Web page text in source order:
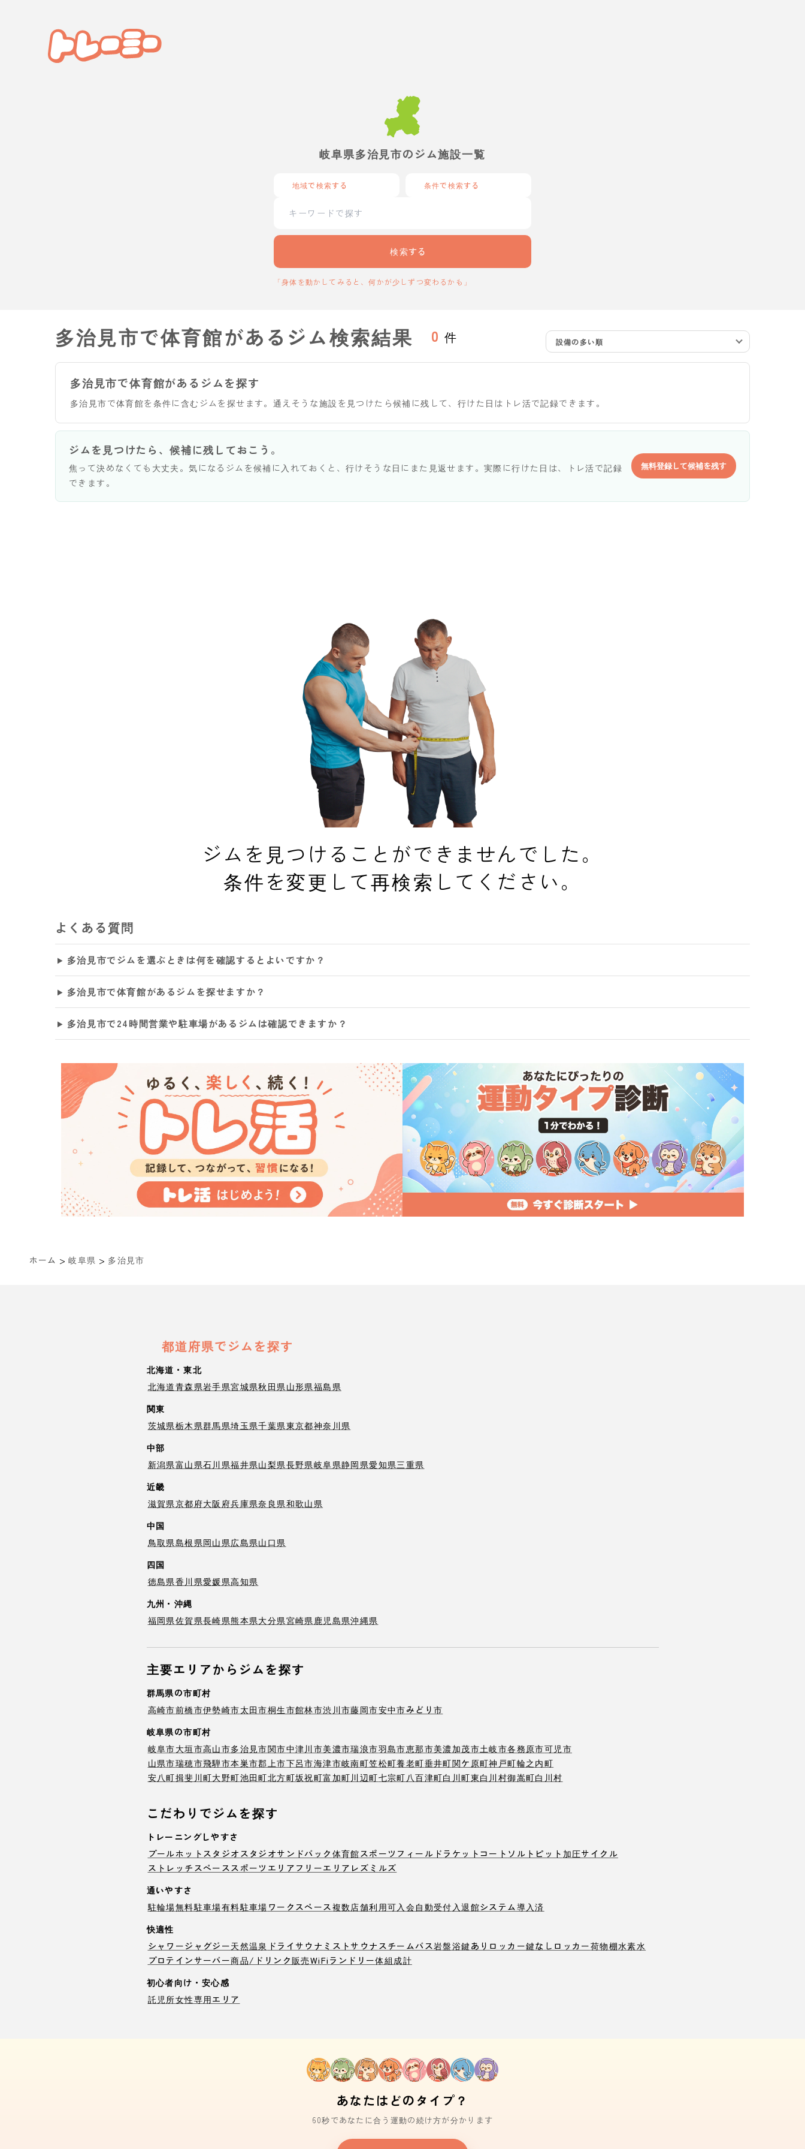
岐阜県多治見市のジム施設一覧
地域で検索する 条件で検索する
検索する
「身体を動かしてみると、何かが少しずつ変わるかも」
多治見市で体育館があるジム検索結果 0 件 設備の多い順
多治見市で体育館があるジムを探す
多治見市で体育館を条件に含むジムを探せます。通えそうな施設を見つけたら候補に残して、行けた日はトレ活で記録できます。
ジムを見つけたら、候補に残しておこう。
焦って決めなくても大丈夫。気になるジムを候補に入れておくと、行けそうな日にまた見返せます。実際に行けた日は、トレ活で記録
できます。
無料登録して候補を残す
ジムを見つけることができませんでした。
条件を変更して再検索してください。
よくある質問
多治見市でジムを選ぶときは何を確認するとよいですか？
多治見市で体育館があるジムを探せますか？
多治見市で24時間営業や駐車場があるジムは確認できますか？
ホーム > 岐阜県 > 多治見市
都道府県でジムを探す
北海道・東北
北海道青森県岩手県宮城県秋田県山形県福島県
関東
茨城県栃木県群馬県埼玉県千葉県東京都神奈川県
中部
新潟県富山県石川県福井県山梨県長野県岐阜県静岡県愛知県三重県
近畿
滋賀県京都府大阪府兵庫県奈良県和歌山県
中国
鳥取県島根県岡山県広島県山口県
四国
徳島県香川県愛媛県高知県
九州・沖縄
福岡県佐賀県長崎県熊本県大分県宮崎県鹿児島県沖縄県
主要エリアからジムを探す
群馬県の市町村
高崎市前橋市伊勢崎市太田市桐生市館林市渋川市藤岡市安中市みどり市
岐阜県の市町村
岐阜市大垣市高山市多治見市関市中津川市美濃市瑞浪市羽島市恵那市美濃加茂市土岐市各務原市可児市
山県市瑞穂市飛騨市本巣市郡上市下呂市海津市岐南町笠松町養老町垂井町関ケ原町神戸町輪之内町
安八町揖斐川町大野町池田町北方町坂祝町富加町川辺町七宗町 八百津町白川町東白川村御嵩町白川村
こだわりでジムを探す
トレーニングしやすさ
プールホットスタジオ スタジオサンドバック 体育館スポーツフィールド ラケットコート ソルトピット 加圧サイクル
ストレッチスペーススポーツエリア フリーエリア レズミルズ
通いやすさ
駐輪場無料駐車場有料駐車場 ワークスペース複数店舗利用可入会自動受付 入退館システム導入済
快適性
シャワージャグジー天然温泉 ドライサウナ ミストサウナ スチームバス岩盤浴鍵ありロッカー鍵なしロッカー荷物棚水素水
プロテインサーバー商品/ドリンク販売WiFi ランドリー体組成計
初心者向け・安心感
託児所女性専用エリア
あなたはどのタイプ？
60秒であなたに合う運動の続け方が分かります